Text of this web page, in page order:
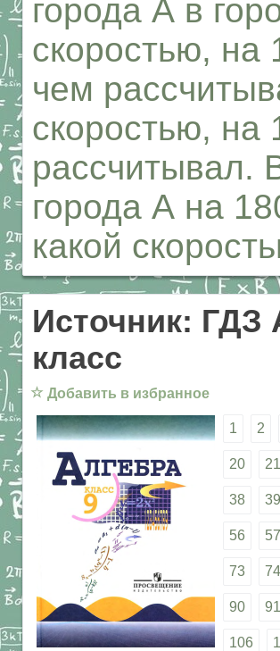
города А в
скоростью,
чем
скоростью,
рассчитывал.
города А на
какой
Источник: ГДЗ
класс
☆ Добавить в избранное
1 2
20 21
38 39
56 57
73 74
90 91
106